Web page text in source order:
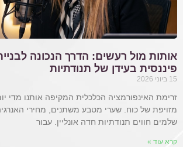
אותות מול רעשים: הדרך הנכונה
פיננסית בעידן של תנודתיות
15 ביוני 2026
זרימת האינפורמציה הכלכלית המקיפה אותנו מדי
מזויפת של כוח. שערי מטבע משתנים, מחירי
שלמים חווים תנודתיות חדה אונליין. עבור
קרא עוד »